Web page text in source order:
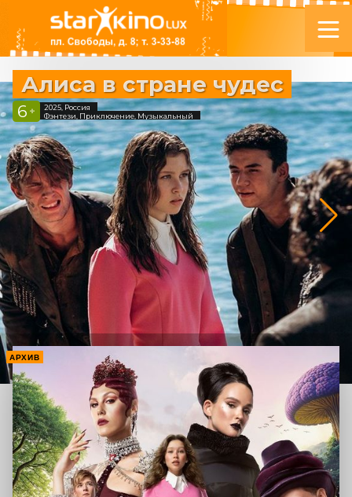
Алиса в стране чудес
6 +
2025, Россия
Фэнтези, Приключение, Музыкальный
АРХИВ